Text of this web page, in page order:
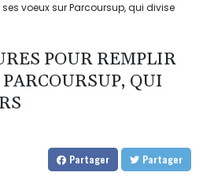
voeux sur Parcoursup, qui divise
POUR REMPLIR
QUI
Partager Partager